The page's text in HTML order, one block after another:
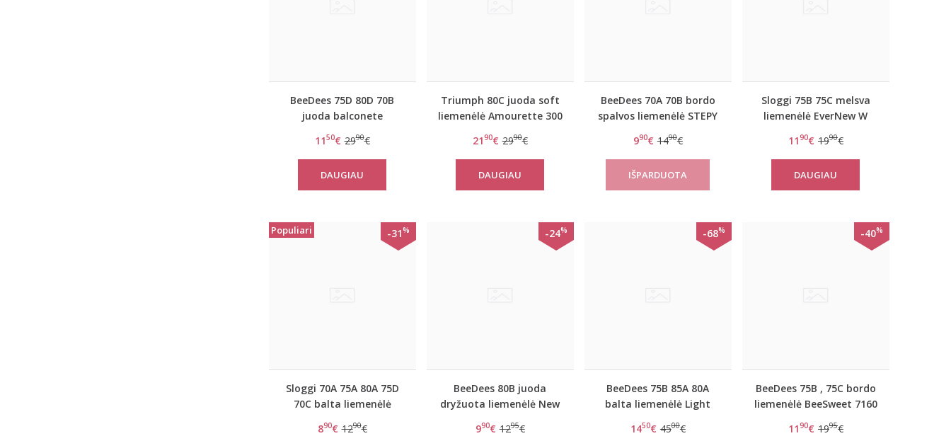
BeeDees 75D 80D 70B
juoda balconete
WDPM
1150€ 2990€
DAUGIAU
Triumph 80C juoda soft
liemenėlė Amourette 300
2190€ 2990€
DAUGIAU
BeeDees 70A 70B bordo
spalvos liemenėlė STEPY
990€ 1490€
Sloggi 75B 75C melsva
liemenėlė EverNew W
1190€ 1990€
DAUGIAU
Populiari -31%
Sloggi 70A 75A 80A 75D
70C balta liemenėlė
890€ 1290€
-24%
BeeDees 80B juoda
dryžuota liemenėlė New
990€ 1295€
-68%
BeeDees 75B 85A 80A
balta liemenėlė Light
1450€ 4500€
-40%
BeeDees 75B , 75C bordo
liemenėlė BeeSweet 7160
1190€ 1995€